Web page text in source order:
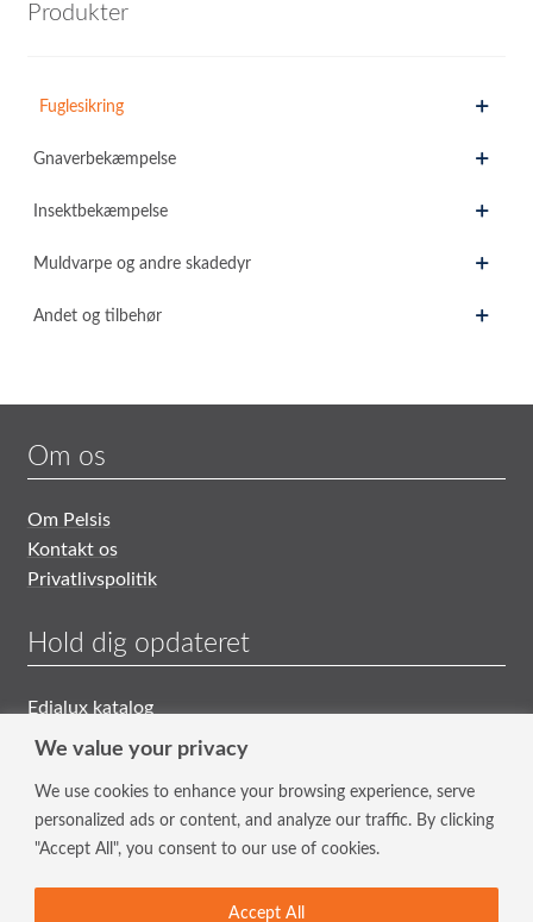
We value your privacy
We use cookies to enhance your browsing experience, serve
personalized ads or content, and analyze our traffic. By clicking
"Accept All", you consent to our use of cookies.
Accept All
Produkter
Fuglesikring
Gnaverbekæmpelse
Insektbekæmpelse
Muldvarpe og andre skadedyr
Andet og tilbehør
Om os
Om Pelsis
Kontakt os
Privatlivspolitik
Hold dig opdateret
Edialux katalog
Generelle Salgs- og Leveringsbetingelser
Tilmeld nyhedsbrev
Indtast din mailadresse i feltet.